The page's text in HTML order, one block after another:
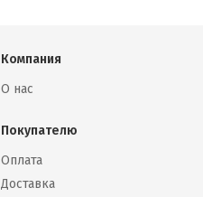
Компания
О нас
Покупателю
Оплата
Доставка